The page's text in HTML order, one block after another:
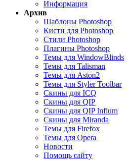
Информация
Архив
Шаблоны Photoshop
Кисти для Photoshop
Стили Photoshop
Плагины Photoshop
Темы для WindowBlinds
Темы для Talisman
Темы для Aston2
Темы для Styler Toolbar
Скины для ICQ
Скины для QIP
Скины для QIP Infium
Скины для Miranda
Темы для Firefox
Темы для Opera
Новости
Помощь сайту